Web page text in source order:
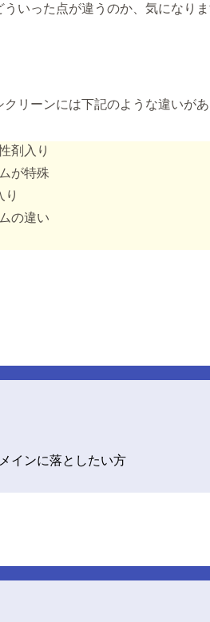
いった点が違うのか、気になりま
リーンには下記のような違いがあ
剤入り
が特殊
り
の違い
インに落としたい方